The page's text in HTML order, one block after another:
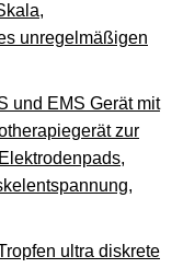
unregelmäßigen
und EMS Gerät mit
zur
ultra diskrete